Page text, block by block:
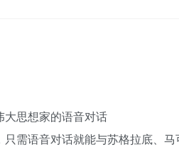
大思想家的语音对话
只需语音对话就能与苏格拉底、